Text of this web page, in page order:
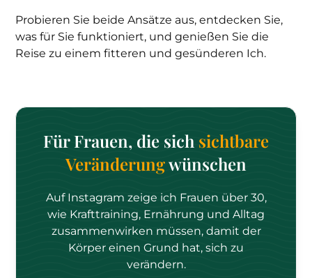
Probieren Sie beide Ansätze aus, entdecken Sie,
was für Sie funktioniert, und genießen Sie die
Reise zu einem fitteren und gesünderen Ich.
Für Frauen, die sich sichtbare
Veränderungwünschen
Auf Instagram zeige ich Frauen über 30,
wie Krafttraining, Ernährung und Alltag
zusammenwirken müssen, damit der
Körper einen Grund hat, sich zu
verändern.